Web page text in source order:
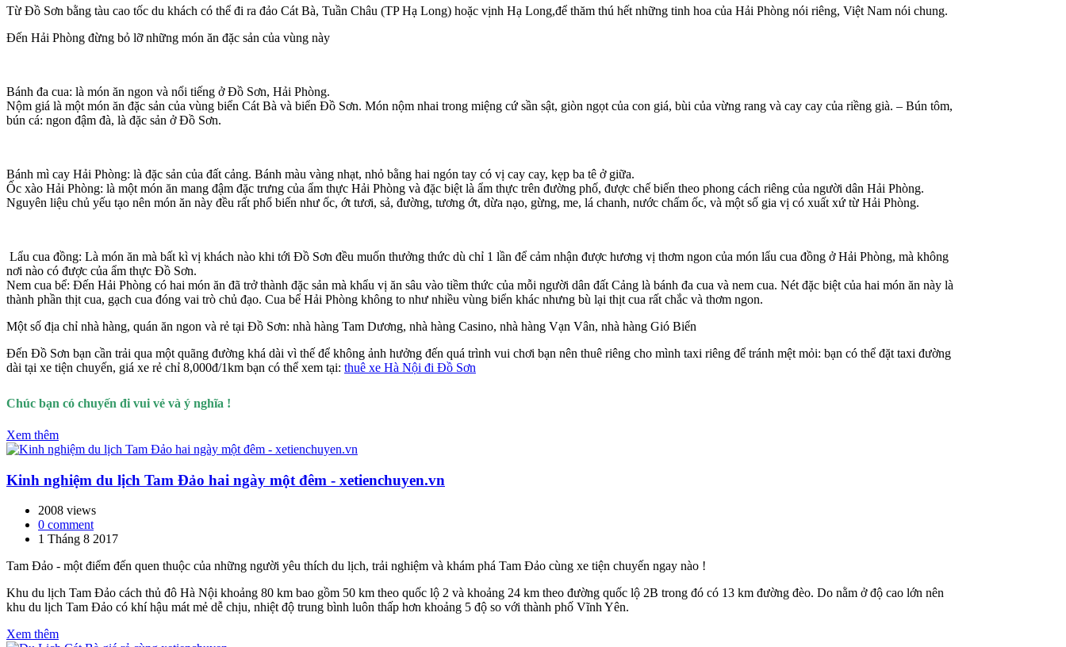
Từ Đồ Sơn bằng tàu cao tốc du khách có thể đi ra đảo Cát Bà, Tuần Châu (TP Hạ Long) hoặc vịnh Hạ Long,để thăm thú hết những tinh hoa của Hải Phòng nói riêng, Việt Nam nói chung.
Đến Hải Phòng đừng bỏ lỡ những món ăn đặc sản của vùng này
Bánh đa cua: là món ăn ngon và nổi tiếng ở Đồ Sơn, Hải Phòng.
Nộm giá là một món ăn đặc sản của vùng biển Cát Bà và biển Đồ Sơn. Món nộm nhai trong miệng cứ sần sật, giòn ngọt của con giá, bùi của vừng rang và cay cay của riềng già. – Bún tôm,
bún cá: ngon đậm đà, là đặc sản ở Đồ Sơn.
Bánh mì cay Hải Phòng: là đặc sản của đất cảng. Bánh màu vàng nhạt, nhỏ bằng hai ngón tay có vị cay cay, kẹp ba tê ở giữa.
Ốc xào Hải Phòng: là một món ăn mang đậm đặc trưng của ẩm thực Hải Phòng và đặc biệt là ẩm thực trên đường phố, được chế biến theo phong cách riêng của người dân Hải Phòng.
Nguyên liệu chủ yếu tạo nên món ăn này đều rất phổ biến như ốc, ớt tươi, sả, đường, tương ớt, dừa nạo, gừng, me, lá chanh, nước chấm ốc, và một số gia vị có xuất xứ từ Hải Phòng.
Lẩu cua đồng: Là món ăn mà bất kì vị khách nào khi tới Đồ Sơn đều muốn thưởng thức dù chỉ 1 lần để cảm nhận được hương vị thơm ngon của món lẩu cua đồng ở Hải Phòng, mà không
nơi nào có được của ẩm thực Đồ Sơn.
Nem cua bể: Đến Hải Phòng có hai món ăn đã trở thành đặc sản mà khẩu vị ăn sâu vào tiềm thức của mỗi người dân đất Cảng là bánh đa cua và nem cua. Nét đặc biệt của hai món ăn này là
thành phần thịt cua, gạch cua đóng vai trò chủ đạo. Cua bể Hải Phòng không to như nhiều vùng biển khác nhưng bù lại thịt cua rất chắc và thơm ngon.
Một số địa chỉ nhà hàng, quán ăn ngon và rẻ tại Đồ Sơn: nhà hàng Tam Dương, nhà hàng Casino, nhà hàng Vạn Vân, nhà hàng Gió Biển
Đến Đồ Sơn bạn cần trải qua một quãng đường khá dài vì thế để không ảnh hưởng đến quá trình vui chơi bạn nên thuê riêng cho mình taxi riêng để tránh mệt mỏi: bạn có thể đặt taxi đường
dài tại xe tiện chuyến, giá xe rẻ chỉ 8,000đ/1km bạn có thể xem tại: thuê xe Hà Nội đi Đồ Sơn
Chúc bạn có chuyến đi vui vẻ và ý nghĩa !
Xem thêm
Kinh nghiệm du lịch Tam Đảo hai ngày một đêm - xetienchuyen.vn
2008 views
0 comment
1 Tháng 8 2017
Tam Đảo - một điểm đến quen thuộc của những người yêu thích du lịch, trải nghiệm và khám phá Tam Đảo cùng xe tiện chuyến ngay nào !
Khu du lịch Tam Đảo cách thủ đô Hà Nội khoảng 80 km bao gồm 50 km theo quốc lộ 2 và khoảng 24 km theo đường quốc lộ 2B trong đó có 13 km đường đèo. Do nằm ở độ cao lớn nên
khu du lịch Tam Đảo có khí hậu mát mẻ dễ chịu, nhiệt độ trung bình luôn thấp hơn khoảng 5 độ so với thành phố Vĩnh Yên.
Xem thêm